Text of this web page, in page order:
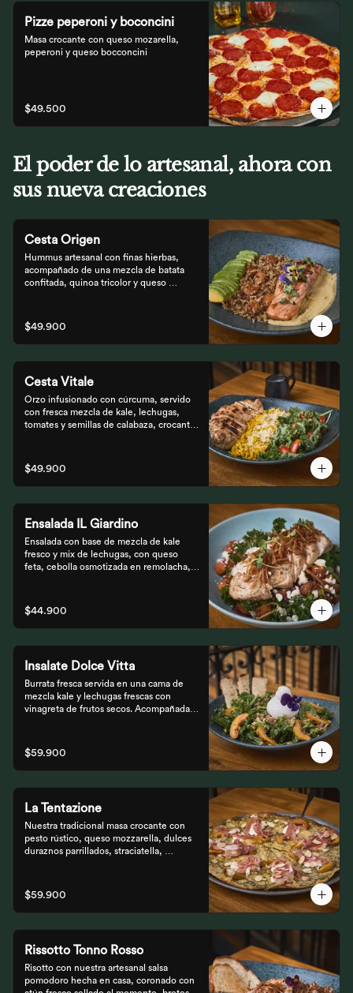
Pizze peperoni y boconcini
Masa crocante con queso mozarella,
peperoni y queso bocconcini
$49.500
El poder de lo artesanal, ahora con
sus nueva creaciones
Cesta Origen
Hummus artesanal con finas hierbas,
acompañado de una mezcla de batata
confitada, quinoa tricolor y queso
$49.900
Cesta Vitale
Orzo infusionado con cúrcuma, servido
con fresca mezcla de kale, lechugas,
tomates y semillas de calabaza, crocante
$49.900
Ensalada IL Giardino
Ensalada con base de mezcla de kale
fresco y mix de lechugas, con queso
feta, cebolla osmotizada en remolacha,
Pollo Romero y finalizada con cipolla
corcante.
$44.900
Insalate Dolce Vitta
Burrata fresca servida en una cama de
mezcla kale y lechugas frescas con
vinagreta de frutos secos. Acompañada
finalizada con bastones de pan de masa
madre al grill.
$59.900
La Tentazione
Nuestra tradicional masa crocante con
pesto rústico, queso mozzarella, dulces
duraznos parrillados, straciatella,
$59.900
Rissotto Tonno Rosso
Risotto con nuestra artesanal salsa
pomodoro hecha en casa, coronado con